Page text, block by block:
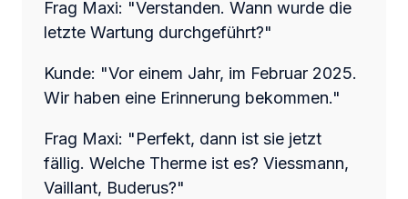
Frag Maxi: "Verstanden. Wann wurde die
letzte Wartung durchgeführt?"
Kunde: "Vor einem Jahr, im Februar 2025.
Wir haben eine Erinnerung bekommen."
Frag Maxi: "Perfekt, dann ist sie jetzt
fällig. Welche Therme ist es? Viessmann,
Vaillant, Buderus?"